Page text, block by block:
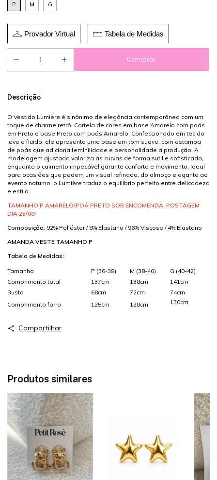
P M G
Provador Virtual Tabela de Medidas
Descrição
O Vestido Lumière é sinônimo de elegância contemporânea com um
toque de charme retrô. Cartela de cores em base Amarelo com poás
em Preto e base Preto com poás Amarelo. Confeccionado em tecido
leve e fluido, ele apresenta uma base em tom suave, com estampa
de poás que adiciona feminilidade e personalidade à produção. A
modelagem ajustada valoriza as curvas de forma sutil e sofisticada,
enquanto o caimento impecável garante conforto e movimento. Ideal
para ocasiões que pedem um visual refinado, do almoço elegante ao
evento noturno, o Lumière traduz o equilíbrio perfeito entre delicadeza
e estilo.
TAMANHO P AMARELO/POÁ PRETO SOB ENCOMENDA, POSTAGEM
DIA 25/08!
Composição: 92% Poliéster / 8% Elastano / 96% Viscose / 4% Elastano
AMANDA VESTE TAMANHO P
Tabela de Medidas:
Tamanho P (36-38) M (38-40)
G (40-42)
Comprimento total
137cm 138cm
141cm
Busto
68cm 72cm
74cm
Comprimento forro
125cm 128cm 130cm
Compartilhar
Produtos similares